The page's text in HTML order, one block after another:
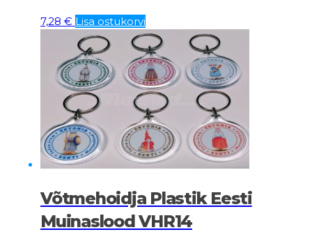
7,28 € Lisa ostukorvi
Võtmehoidja Plastik Eesti
Muinaslood VHR14